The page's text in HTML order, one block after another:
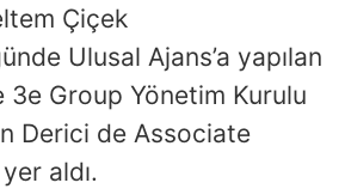
Çiçek
Ulusal Ajans’a yapılan
Group Yönetim Kurulu
Derici de Associate
aldı.